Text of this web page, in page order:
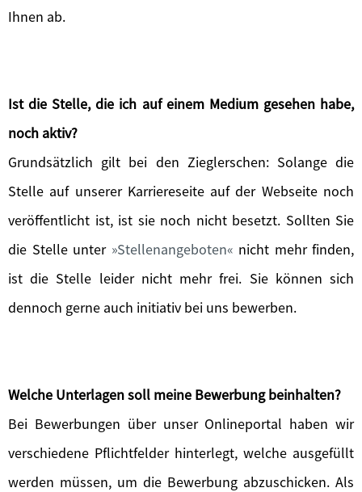
Ihnen ab.
Ist die Stelle, die ich auf einem Medium gesehen habe,
noch aktiv?
Grundsätzlich gilt bei den Zieglerschen: Solange die
Stelle auf unserer Karriereseite auf der Webseite noch
veröffentlicht ist, ist sie noch nicht besetzt. Sollten Sie
die Stelle unter Stellenangeboten
nicht mehr finden,
ist die Stelle leider nicht mehr frei. Sie können sich
dennoch gerne auch initiativ bei uns bewerben.
Welche Unterlagen soll meine Bewerbung beinhalten?
Bei Bewerbungen über unser Onlineportal haben wir
verschiedene Pflichtfelder hinterlegt, welche ausgefüllt
werden müssen, um die Bewerbung abzuschicken. Als